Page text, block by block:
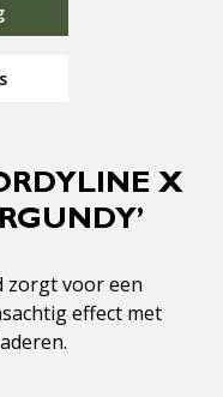
X
zorgt voor een
effect met